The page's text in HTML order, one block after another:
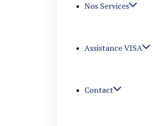
Nos Services
Assistance VISA
Contact